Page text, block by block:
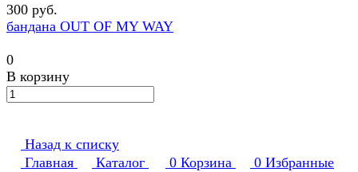
300 руб.
бандана OUT OF MY WAY
0
В корзину
Назад к списку
Главная
Каталог 0 Корзина 0 Избранные